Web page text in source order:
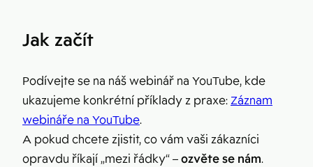
Jak začít
Podívejte se na náš webinář na YouTube, kde
ukazujeme konkrétní příklady z praxe:Záznam
webináře na YouTube.
A pokud chcete zjistit, co vám vaši zákazníci
opravdu říkají „mezi řádky“ –ozvěte se nám.